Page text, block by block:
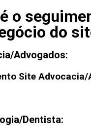
o
do
Advogados:
Site Advocacia/
Dentista: